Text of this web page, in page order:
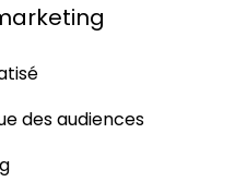
des audiences